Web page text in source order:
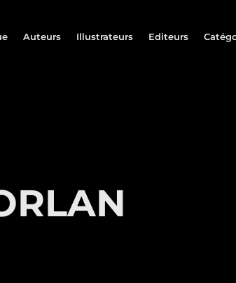
Auteurs Illustrateurs Editeurs